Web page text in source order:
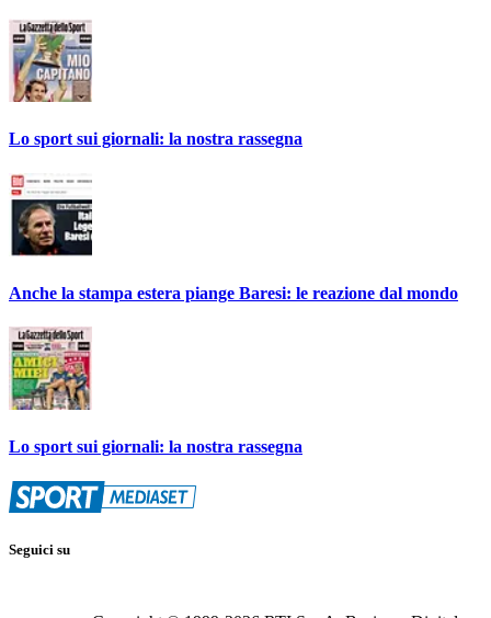
Lo sport sui giornali: la nostra rassegna
Anche la stampa estera piange Baresi: le reazione dal mondo
Lo sport sui giornali: la nostra rassegna
Seguici su